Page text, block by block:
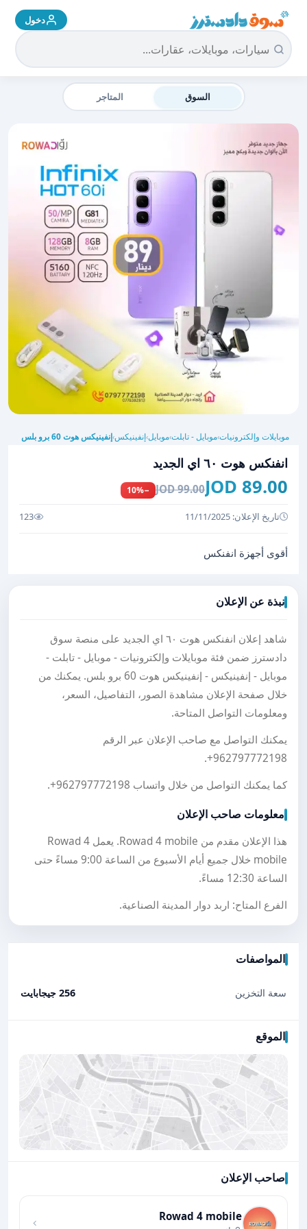
سوق دادسترز الرئيسية دخول
السوق المتاجر
موبايلات وإلكترونيات›موبايل - تابلت›موبايل›إنفينيكس›إنفينيكس هوت 60 برو بلس
انفنكس هوت ٦٠ اي الجديد
89.00 JOD
99.00 JOD
−10%
تاريخ الإعلان: 11/11/2025 123
أقوى أجهزة انفنكس
نبذة عن الإعلان
شاهد إعلان انفنكس هوت ٦٠ اي الجديد على منصة سوق
دادسترز ضمن فئة موبايلات وإلكترونيات - موبايل - تابلت -
موبايل - إنفينيكس - إنفينيكس هوت 60 برو بلس. يمكنك من
خلال صفحة الإعلان مشاهدة الصور، التفاصيل، السعر،
ومعلومات التواصل المتاحة.
يمكنك التواصل مع صاحب الإعلان عبر الرقم
+962797772198
.
كما يمكنك التواصل من خلال واتساب +962797772198
.
معلومات صاحب الإعلان
هذا الإعلان مقدم من Rowad 4 mobile. يعمل Rowad 4
mobile خلال جميع أيام الأسبوع من الساعة 9:00 مساءً حتى
الساعة 12:30 مساءً.
الفرع المتاح: اربد دوار المدينة الصناعية.
المواصفات
سعة التخزين 256 جيجابايت
الموقع
صاحب الإعلان
Rowad 4 mobile